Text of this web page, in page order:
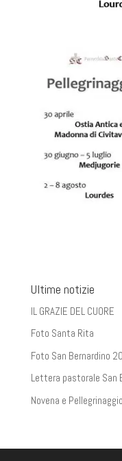
Ultime notizie
IL GRAZIE DEL CUORE
Foto Santa Rita
Foto San Bernardino
Lettera pastorale San
Novena e